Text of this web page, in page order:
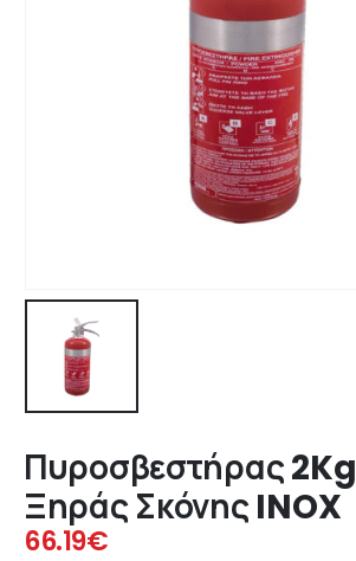
Πυροσβεστήρας 2Kg
Ξηράς Σκόνης INOX
66.19€